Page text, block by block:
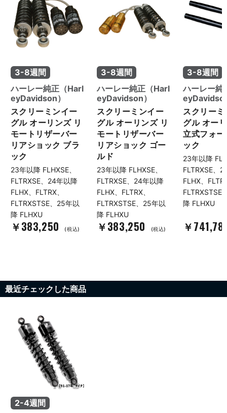
3-8週間
ハーレー純正（Harl
eyDavidson）
スクリーミンイー
グル オーリンズ リ
モートリザーバー
リアショック ブラ
ック
23年以降 FLHXSE、
FLTRXSE、24年以降
FLHX、FLTRX、
FLTRXSTSE、25年以
降 FLHXU
￥383,250 (税込)
3-8週間
ハーレー純正（Harl
eyDavidson）
スクリーミンイー
グル オーリンズ リ
モートリザーバー
リアショック ゴー
ルド
23年以降 FLHXSE、
FLTRXSE、24年以降
FLHX、FLTRX、
FLTRXSTSE、25年以
降 FLHXU
￥383,250 (税込)
3-8週間
ハーレー純
スクリー
グル オー
立式フォ
ック
23年以降
FLTRXSE、
FLHX、
FLTRXSTSE
降 FLHXU
￥
最近チェックした商品
2-4週間